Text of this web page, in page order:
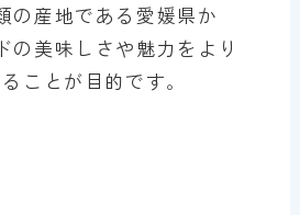
の産地である愛媛県か
の美味しさや魅力をより
ことが目的です。